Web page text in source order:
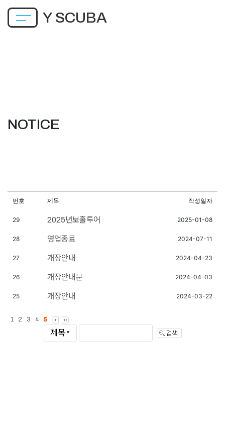
Y SCUBA
PDIC
Review
NOTICE
번호 제목 작성일자
29 2025년보홀투어 2025-01-08
28 영업종료 2024-07-11
27 개장안내 2024-04-23
26 개장안내문 2024-04-03
25 개장안내 2024-03-22
1 2 3 4 5